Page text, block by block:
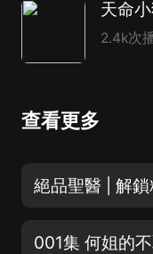
2.4k次
查看更多
絕品聖醫 | 解
001集 何姐的